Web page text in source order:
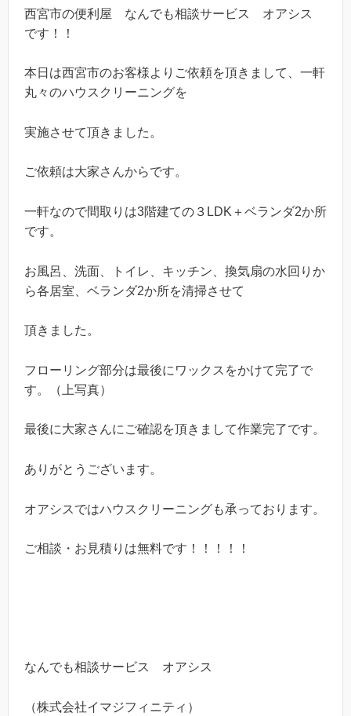
西宮市の便利屋 なんでも相談サービス オアシス
です！！
本日は西宮市のお客様よりご依頼を頂きまして、一軒
丸々のハウスクリーニングを
実施させて頂きました。
ご依頼は大家さんからです。
一軒なので間取りは3階建ての３LDK＋ベランダ2か所
です。
お風呂、洗面、トイレ、キッチン、換気扇の水回りか
ら各居室、ベランダ2か所を清掃させて
頂きました。
フローリング部分は最後にワックスをかけて完了で
す。（上写真）
最後に大家さんにご確認を頂きまして作業完了です。
ありがとうございます。
オアシスではハウスクリーニングも承っております。
ご相談・お見積りは無料です！！！！！
なんでも相談サービス オアシス
（株式会社イマジフィニティ）